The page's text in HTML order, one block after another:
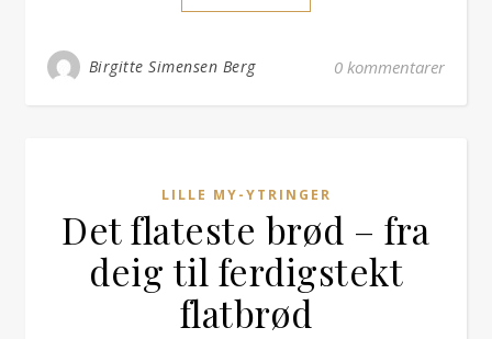
Birgitte Simensen Berg 0 kommentarer
LILLE MY-YTRINGER
Det flateste brød – fra
deig til ferdigstekt
flatbrød